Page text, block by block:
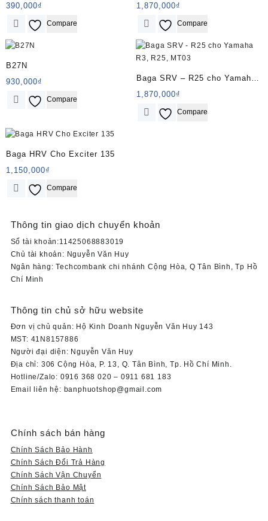
390,000₫
Compare
1,870,000₫
Compare
B27N
930,000₫
Compare
Baga SRV – R25 cho Yamaha
R3, R25, MT03
1,870,000₫
Compare
Baga HRV Cho Exciter 135
1,150,000₫
Compare
Thông tin giao dịch chuyển khoản
Số tài khoản:11425068883019
Chủ tài khoản: Nguyễn Văn Huy
Ngân hàng: Techcombank chi nhánh Cộng Hòa, Q Tân Bình, Tp Hồ
Chí Minh
Thông tin chủ sở hữu website
Đơn vị chủ quản: Hộ Kinh Doanh Nguyễn Văn Huy 143
MST: 41N8157886
Người đại diện: Nguyễn Văn Huy
Địa chỉ: 306 Cộng Hòa, P. 13, Q. Tân Bình, Tp. Hồ Chí Minh.
Hotline/Zalo: 0916 368 020 – 0911 681 183
Email liên hệ: banphuotshop@gmail.com
Chính sách bán hàng
Chính Sách Bảo Hành
Chính Sách Đổi Trả Hàng
Chính Sách Vận Chuyển
Chính Sách Bảo Mật
Chính sách thanh toán